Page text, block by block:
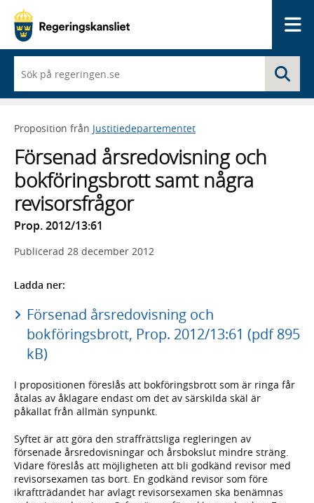
du
börjar
skriva
framträder
lista
med
sökförslag
Proposition från Justitiedepartementet
Försenad årsredovisning och
bokföringsbrott samt några
revisorsfrågor
Prop. 2012/13:61
Publicerad 28 december 2012
Ladda ner:
Försenad årsredovisning och
bokföringsbrott, Prop. 2012/13:61 (pdf 895
kB)
I propositionen föreslås att bokföringsbrott som är ringa får
åtalas av åklagare endast om det av särskilda skäl är
påkallat från allmän synpunkt.
Syftet är att göra den straffrättsliga regleringen av
försenade årsredovisningar och årsbokslut mindre sträng.
Vidare föreslås att möjligheten att bli godkänd revisor med
revisorsexamen tas bort. En godkänd revisor som före
ikraftträdandet har avlagt revisorsexamen ska benämnas